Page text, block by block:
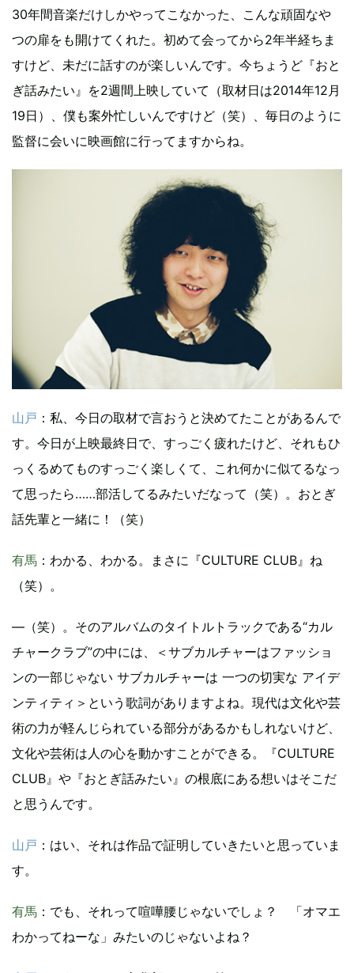
30年間音楽だけしかやってこなかった、こんな頑固なや
つの扉をも開けてくれた。初めて会ってから2年半経ちま
すけど、未だに話すのが楽しいんです。今ちょうど『おと
ぎ話みたい』を2週間上映していて（取材日は2014年12月
19日）、僕も案外忙しいんですけど（笑）、毎日のように
監督に会いに映画館に行ってますからね。
山戸 ：私、今日の取材で言おうと決めてたことがあるんで
す。今日が上映最終日で、すっごく疲れたけど、それもひ
っくるめてものすっごく楽しくて、これ何かに似てるなっ
て思ったら……部活してるみたいだなって（笑）。おとぎ
話先輩と一緒に！（笑）
有馬 ：わかる、わかる。まさに『CULTURE CLUB』ね
（笑）。
―（笑）。そのアルバムのタイトルトラックである“カル
チャークラブ”の中には、＜サブカルチャーはファッショ
ンの一部じゃない サブカルチャーは 一つの切実な アイデ
ンティティ＞という歌詞がありますよね。現代は文化や芸
術の力が軽んじられている部分があるかもしれないけど、
文化や芸術は人の心を動かすことができる。『CULTURE
CLUB』や『おとぎ話みたい』の根底にある想いはそこだ
と思うんです。
山戸 ：はい、それは作品で証明していきたいと思っていま
す。
有馬 ：でも、それって喧嘩腰じゃないでしょ？ 「オマエ
わかってねーな」みたいのじゃないよね？